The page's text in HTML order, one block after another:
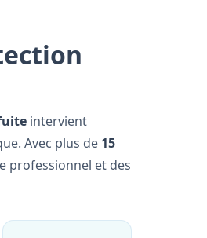
intervient
Avec plus de 15
professionnel et des